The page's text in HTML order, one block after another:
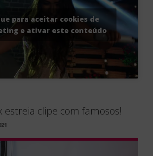
para aceitar cookies de
e ativar este conteúdo
estreia clipe com famosos!